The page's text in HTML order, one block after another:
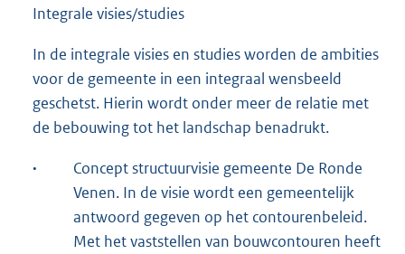
Integrale visies/studies
In de integrale visies en studies worden de ambities
voor de gemeente in een integraal wensbeeld
geschetst. Hierin wordt onder meer de relatie met
de bebouwing tot het landschap benadrukt.
·
Concept structuurvisie gemeente De Ronde
Venen. In de visie wordt een gemeentelijk
antwoord gegeven op het contourenbeleid.
Met het vaststellen van bouwcontouren heeft